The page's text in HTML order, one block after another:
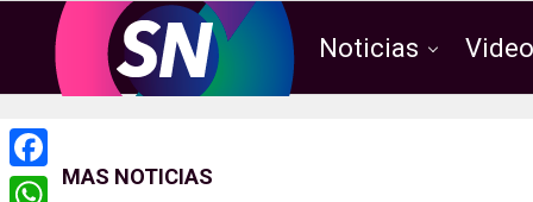
Noticias
MAS NOTICIAS
F